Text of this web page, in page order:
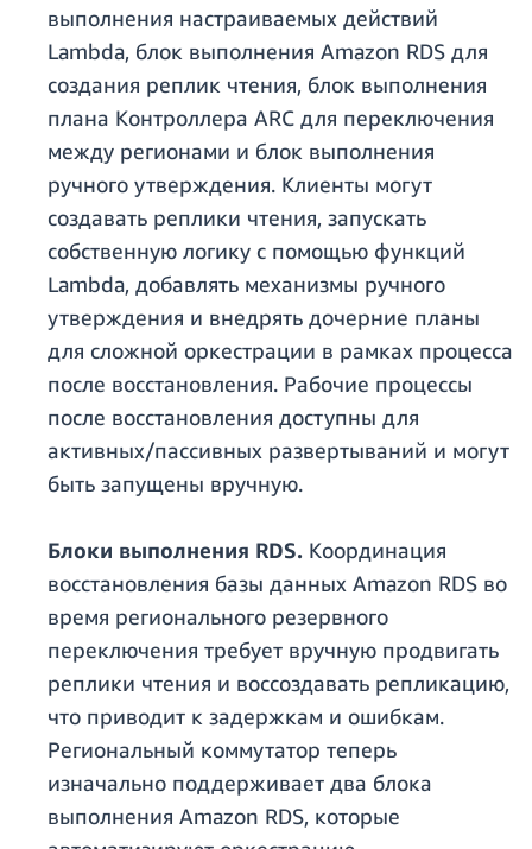
выполнения настраиваемых действий
Lambda, блок выполнения Amazon RDS для
создания реплик чтения, блок выполнения
плана Контроллера ARC для переключения
между регионами и блок выполнения
ручного утверждения. Клиенты могут
создавать реплики чтения, запускать
собственную логику с помощью функций
Lambda, добавлять механизмы ручного
утверждения и внедрять дочерние планы
для сложной оркестрации в рамках процесса
после восстановления. Рабочие процессы
после восстановления доступны для
активных/пассивных развертываний и могут
быть запущены вручную.
Блоки выполнения RDS. Координация
восстановления базы данных Amazon RDS во
время регионального резервного
переключения требует вручную продвигать
реплики чтения и воссоздавать репликацию,
что приводит к задержкам и ошибкам.
Региональный коммутатор теперь
изначально поддерживает два блока
выполнения Amazon RDS, которые